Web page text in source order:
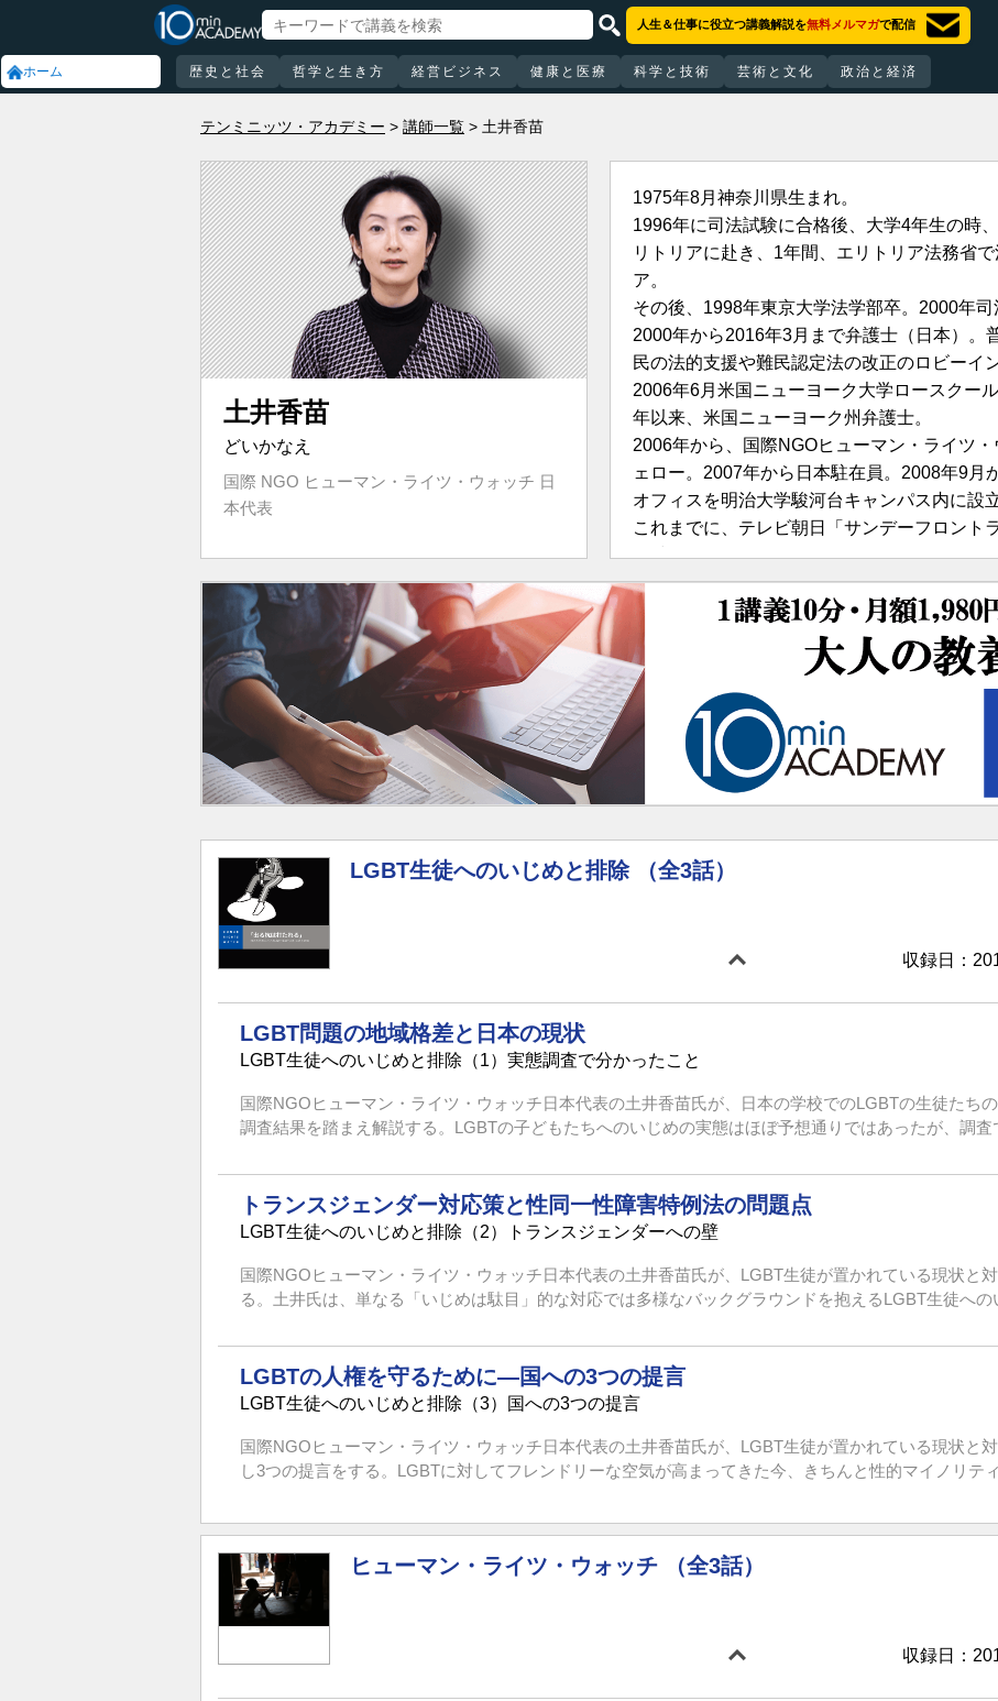
ホーム
人生＆仕事に役立つ講義解説を無料メルマガで配信
歴史と社会 哲学と生き方 経営ビジネス 健康と医療 科学と技術 芸術と文化 政治と経済
テンミニッツ・アカデミー 講師一覧 土井香苗
土井香苗
どいかなえ
国際 NGO ヒューマン・ライツ・ウォッチ 日
本代表
1975年8月神奈川県生まれ。
1996年に司法試験に合格後、大学4年生の時
リトリアに赴き、1年間、エリトリア法務省
ア。
その後、1998年東京大学法学部卒。2000年司
2000年から2016年3月まで弁護士（日本）。
民の法的支援や難民認定法の改正のロビーイ
2006年6月米国ニューヨーク大学ロースクー
年以来、米国ニューヨーク州弁護士。
2006年から、国際NGOヒューマン・ライツ
ェロー。2007年から日本駐在員。2008年9月
オフィスを明治大学駿河台キャンパス内に設立
これまでに、テレビ朝日「サンデーフロント
CS朝日ニュースター「ニュースの深層」の
ン女性賞受賞。2011年世界経済フォーラム（
（YGL）。朝日新聞紙面審議会第21期委員（
著書に「巻き込む力 すべての人の尊厳が守
2011年）、「“ようこそ”といえる日本へ」（
ック 現代の人権 第3版」（日本評論社 2004
(2016年4月現在）
LGBT生徒へのいじめと排除 （全3話）
収録日：
LGBT問題の地域格差と日本の現状
LGBT生徒へのいじめと排除（1）実態調査で分かったこと
国際NGOヒューマン・ライツ・ウォッチ日本代表の土井香苗氏が、日本の学校でのLGBTの生徒たち
調査結果を踏まえ解説する。LGBTの子どもたちへのいじめの実態はほぼ予想通りではあったが、調査
トランスジェンダー対応策と性同一性障害特例法の問題点
LGBT生徒へのいじめと排除（2）トランスジェンダーへの壁
国際NGOヒューマン・ライツ・ウォッチ日本代表の土井香苗氏が、LGBT生徒が置かれている現状と
る。土井氏は、単なる「いじめは駄目」的な対応では多様なバックグラウンドを抱えるLGBT生徒への
LGBTの人権を守るために―国への3つの提言
LGBT生徒へのいじめと排除（3）国への3つの提言
国際NGOヒューマン・ライツ・ウォッチ日本代表の土井香苗氏が、LGBT生徒が置かれている現状と
し3つの提言をする。LGBTに対してフレンドリーな空気が高まってきた今、きちんと性的マイノリテ
ヒューマン・ライツ・ウォッチ （全3話）
収録日：